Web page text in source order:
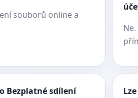
souborů online a
Bezplatné sdílení